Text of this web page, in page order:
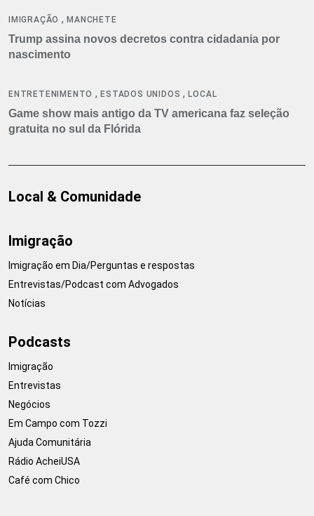
IMIGRAÇÃO ,MANCHETE
Trump assina novos decretos contra cidadania por
nascimento
ENTRETENIMENTO ,ESTADOS UNIDOS ,LOCAL
Game show mais antigo da TV americana faz seleção
gratuita no sul da Flórida
Local & Comunidade
Imigração
Imigração em Dia/Perguntas e respostas
Entrevistas/Podcast com Advogados
Notícias
Podcasts
Imigração
Entrevistas
Negócios
Em Campo com Tozzi
Ajuda Comunitária
Rádio AcheiUSA
Café com Chico